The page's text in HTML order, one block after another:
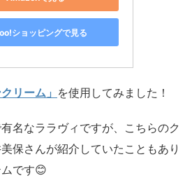
ショッピングで見る
リーム」 を使用してみました！
名なララヴィですが、こちらのク
保さんが紹介していたこともあり
です😊